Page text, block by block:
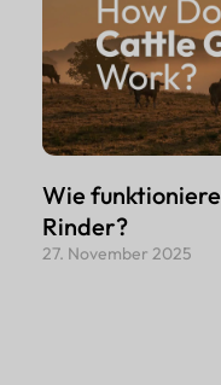
Wie
Rinder?
27. November 2025